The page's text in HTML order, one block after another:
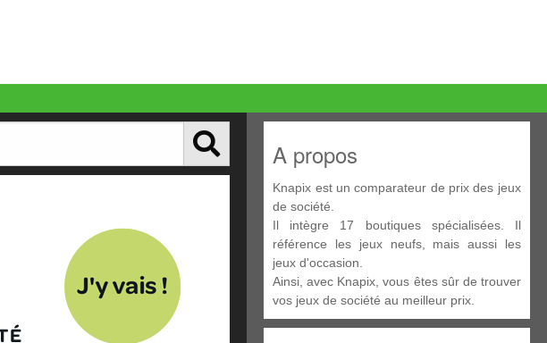
A propos
Knapix est un comparateur de prix des jeux
de société.
Il intègre 17 boutiques spécialisées. Il
référence les jeux neufs, mais aussi les
jeux d'occasion.
Ainsi, avec Knapix, vous êtes sûr de trouver
vos jeux de société au meilleur prix.